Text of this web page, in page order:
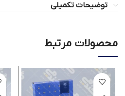
توضیحات تکمیلی
محصولات مرتبط